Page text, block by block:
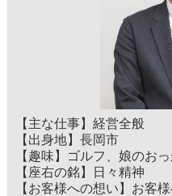
【主な仕事】経営全般
【出身地】長岡市
【趣味】ゴルフ、娘のお
【座右の銘】日々精神
【お客様への想い】お客